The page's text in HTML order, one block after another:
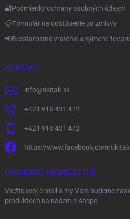
🔐Podmienky ochrany osobných údajov
📋Formulár na odstúpenie od zmluvy
📢Bezstarostné vrátenie a výmena
KONTAKT
info@tikitak.sk
+421 918 431 472
+421 918 431 472
https://www.facebook.com/
ODOBERAŤ NEWSLETTER
Vložte svoj e-mail a my Vám budeme
produktoch na našom e-shope.